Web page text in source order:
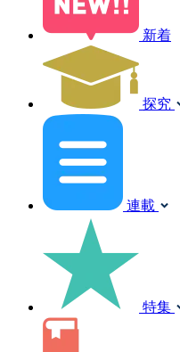
新着
探究
連載
特集